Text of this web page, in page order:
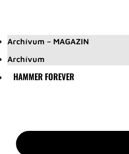
Archívum – MAGAZIN
Archívum
HAMMER FOREVER